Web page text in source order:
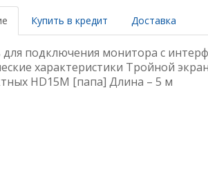
Купить в кредит Доставка
для подключения монитора с
характеристики Тройной
HD15M [папа] Длина – 5 м